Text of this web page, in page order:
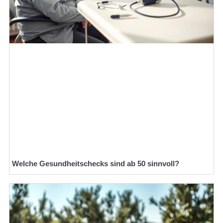
Welche Gesundheitschecks sind ab 50 sinnvoll?